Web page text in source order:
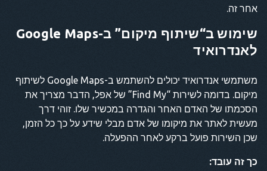
אחר זה.
שימוש ב“שיתוף מיקום” ב-Google Maps
לאנדרואיד
משתמשי אנדרואיד יכולים להשתמש ב-Google Maps לשיתוף
מיקום. בדומה לשירות “Find My” של אפל, הדבר מצריך את
הסכמתו של האדם האחר והגדרה במכשיר שלו. זוהי דרך
מעשית לאתר את מיקומו של אדם מבלי שידע על כך כל הזמן,
שכן השירות פועל ברקע לאחר ההפעלה.
כך זה עובד: